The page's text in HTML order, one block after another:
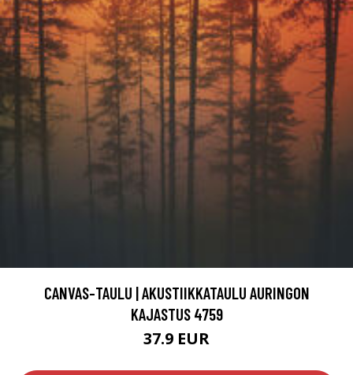
CANVAS-TAULU | AKUSTIIKKATAULU AURINGON
KAJASTUS 4759
37.9 EUR